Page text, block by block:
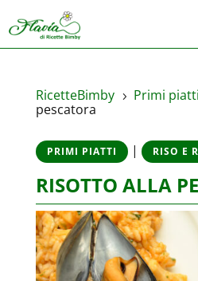
RicetteBimby 5 Primi piatti
pescatora
PRIMI PIATTI | RISO E
RISOTTO ALLA